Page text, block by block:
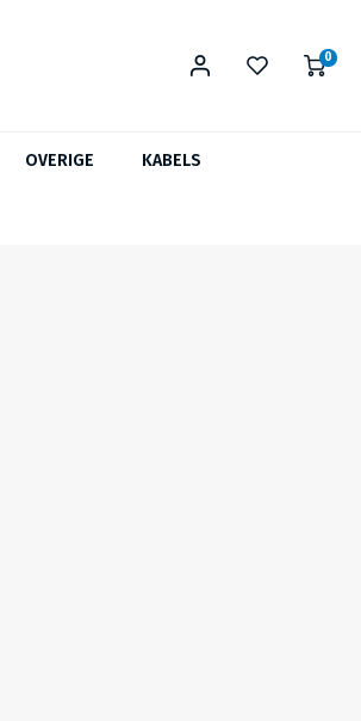
0
OVERIGE KABELS